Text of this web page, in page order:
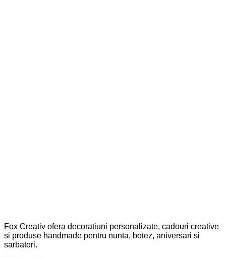
Fox Creativ ofera decoratiuni personalizate, cadouri creative
si produse handmade pentru nunta, botez, aniversari si
sarbatori.